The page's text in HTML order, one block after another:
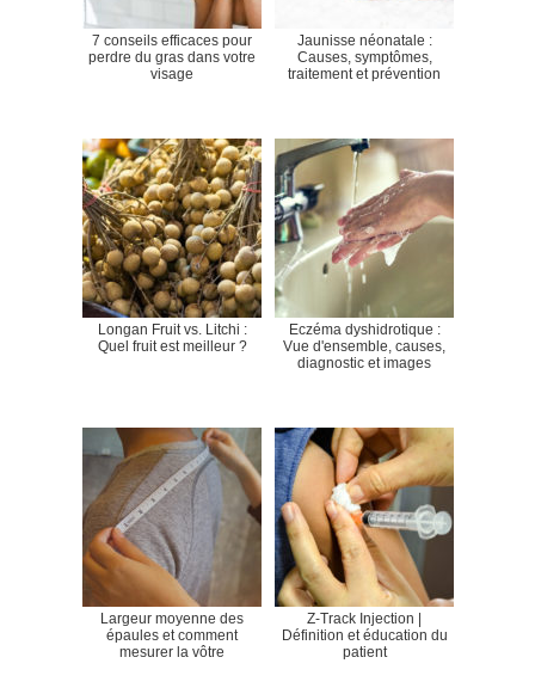
7 conseils efficaces pour
perdre du gras dans votre
visage
Jaunisse néonatale :
Causes, symptômes,
traitement et prévention
Longan Fruit vs. Litchi :
Quel fruit est meilleur ?
Eczéma dyshidrotique :
Vue d'ensemble, causes,
diagnostic et images
Largeur moyenne des
épaules et comment
mesurer la vôtre
Z-Track Injection |
Définition et éducation du
patient